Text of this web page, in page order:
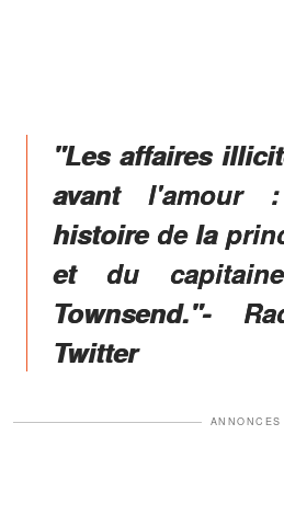
"Les affaires
avant l'amour
histoire de la
et du
Townsend."-
Twitter
ANNONCES